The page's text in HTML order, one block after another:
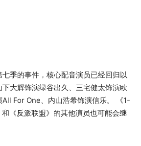
季的事件，核心配音演员已经回归以
大辉饰演绿谷出久、三宅健太饰演欧
For One、内山浩希饰演信乐。 《1-
《反派联盟》的其他演员也可能会继